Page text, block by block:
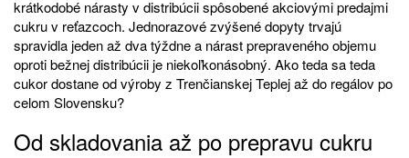
krátkodobé nárasty v distribúcii spôsobené akciovými predajmi
cukru v reťazcoch. Jednorazové zvýšené dopyty trvajú
spravidla jeden až dva týždne a nárast prepraveného objemu
oproti bežnej distribúcii je niekoľkonásobný. Ako teda sa teda
cukor dostane od výroby z Trenčianskej Teplej až do regálov po
celom Slovensku?
Od skladovania až po prepravu cukru